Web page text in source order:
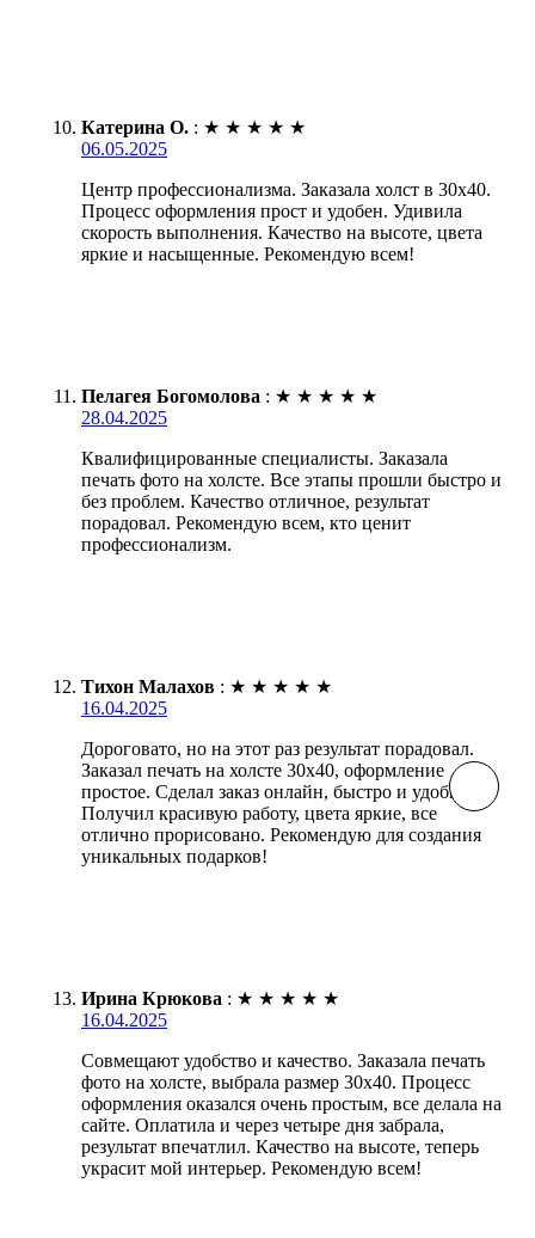
Катерина О. : ★ ★ ★ ★ ★
06.05.2025
Центр профессионализма. Заказала холст в 30х40.
Процесс оформления прост и удобен. Удивила
скорость выполнения. Качество на высоте, цвета
яркие и насыщенные. Рекомендую всем!
Пелагея Богомолова : ★ ★ ★ ★ ★
28.04.2025
Квалифицированные специалисты. Заказала
печать фото на холсте. Все этапы прошли быстро и
без проблем. Качество отличное, результат
порадовал. Рекомендую всем, кто ценит
профессионализм.
Тихон Малахов : ★ ★ ★ ★ ★
16.04.2025
Дороговато, но на этот раз результат порадовал.
Заказал печать на холсте 30х40, оформление
простое. Сделал заказ онлайн, быстро и удобно.
Получил красивую работу, цвета яркие, все
отлично прорисовано. Рекомендую для создания
уникальных подарков!
Ирина Крюкова : ★ ★ ★ ★ ★
16.04.2025
Совмещают удобство и качество. Заказала печать
фото на холсте, выбрала размер 30х40. Процесс
оформления оказался очень простым, все делала на
сайте. Оплатила и через четыре дня забрала,
результат впечатлил. Качество на высоте, теперь
украсит мой интерьер. Рекомендую всем!